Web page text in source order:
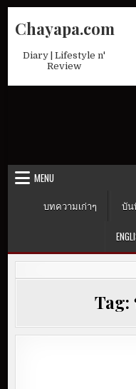
Chayapa.com
Diary | Lifestyle n'
Review
MENU
บทความเก่าๆ
บัน
Tag: